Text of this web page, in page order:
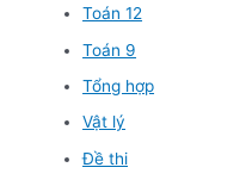
Toán 12
Toán 9
Tổng hợp
Vật lý
Đề thi